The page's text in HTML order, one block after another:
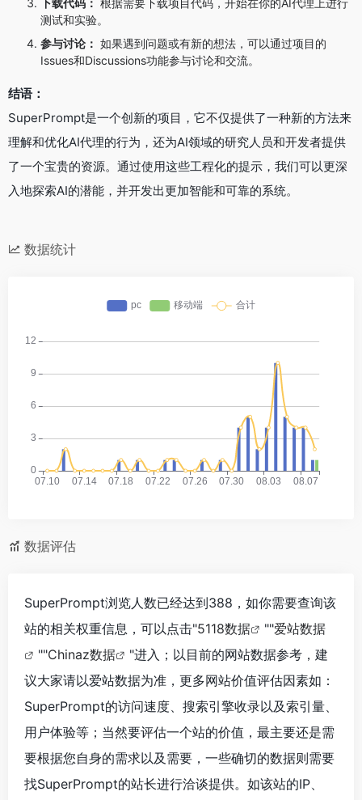
测试和实验。
参与讨论： 如果遇到问题或有新的想法，可以通过项目的
Issues和Discussions功能参与讨论和交流。
结语：
SuperPrompt是一个创新的项目，它不仅提供了一种新的方法来
理解和优化AI代理的行为，还为AI领域的研究人员和开发者提供
了一个宝贵的资源。通过使用这些工程化的提示，我们可以更深
入地探索AI的潜能，并开发出更加智能和可靠的系统。
数据统计
数据评估
SuperPrompt浏览人数已经达到388，如你需要查询该
站的相关权重信息，可以点击"5118数据 ""爱站数据
""Chinaz数据
"进入；以目前的网站数据参考，建
议大家请以爱站数据为准，更多网站价值评估因素如：
SuperPrompt的访问速度、搜索引擎收录以及索引量、
用户体验等；当然要评估一个站的价值，最主要还是需
要根据您自身的需求以及需要，一些确切的数据则需要
找SuperPrompt的站长进行洽谈提供。如该站的IP、